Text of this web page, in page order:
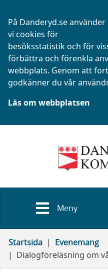
På Danderyd.se använder
vi cookies för
besöksstatistik och för
förbättra och förenkla
webbplats. Genom att
godkänner du vår
Läs om webbplatsen
Meny
Startsida
Evenemang
Dialogföreläsning om